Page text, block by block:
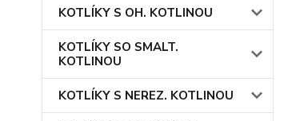
KOTLÍKY S OH. KOTLINOU
KOTLÍKY SO SMALT.
KOTLINOU
KOTLÍKY S NEREZ. KOTLINOU